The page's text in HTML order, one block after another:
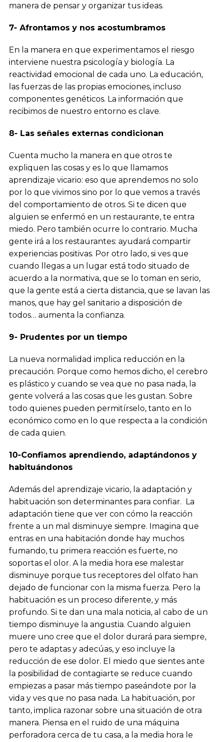
manera de pensar y organizar tus ideas.
7- Afrontamos y nos acostumbramos
En la manera en que experimentamos el riesgo
interviene nuestra psicología y biología. La
reactividad emocional de cada uno. La educación,
las fuerzas de las propias emociones, incluso
componentes genéticos. La información que
recibimos de nuestro entorno es clave.
8- Las señales externas condicionan
Cuenta mucho la manera en que otros te
expliquen las cosas y es lo que llamamos
aprendizaje vicario: eso que aprendemos no solo
por lo que vivimos sino por lo que vemos a través
del comportamiento de otros. Si te dicen que
alguien se enfermó en un restaurante, te entra
miedo. Pero también ocurre lo contrario. Mucha
gente irá a los restaurantes: ayudará compartir
experiencias positivas. Por otro lado, si ves que
cuando llegas a un lugar está todo situado de
acuerdo a la normativa, que se lo toman en serio,
que la gente está a cierta distancia, que se lavan las
manos, que hay gel sanitario a disposición de
todos… aumenta la confianza.
9- Prudentes por un tiempo
La nueva normalidad implica reducción en la
precaución. Porque como hemos dicho, el cerebro
es plástico y cuando se vea que no pasa nada, la
gente volverá a las cosas que les gustan. Sobre
todo quienes pueden permitírselo, tanto en lo
económico como en lo que respecta a la condición
de cada quien.
10-Confiamos aprendiendo, adaptándonos y
habituándonos
Además del aprendizaje vicario, la adaptación y
habituación son determinantes para confiar. La
adaptación tiene que ver con cómo la reacción
frente a un mal disminuye siempre. Imagina que
entras en una habitación donde hay muchos
fumando, tu primera reacción es fuerte, no
soportas el olor. A la media hora ese malestar
disminuye porque tus receptores del olfato han
dejado de funcionar con la misma fuerza. Pero la
habituación es un proceso diferente, y más
profundo. Si te dan una mala noticia, al cabo de un
tiempo disminuye la angustia. Cuando alguien
muere uno cree que el dolor durará para siempre,
pero te adaptas y adecúas, y eso incluye la
reducción de ese dolor. El miedo que sientes ante
la posibilidad de contagiarte se reduce cuando
empiezas a pasar más tiempo paseándote por la
vida y ves que no pasa nada. La habituación, por
tanto, implica razonar sobre una situación de otra
manera. Piensa en el ruido de una máquina
perforadora cerca de tu casa, a la media hora le